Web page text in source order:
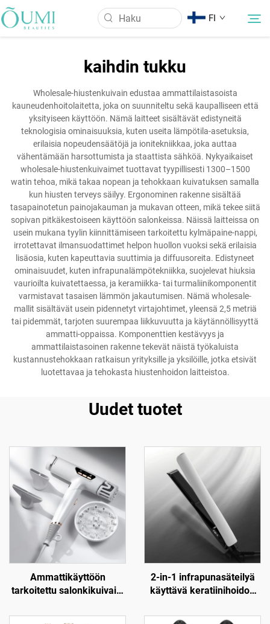
FI
Tuotteet
Uutiset
Käyttö
Ota Yhteyttä
kaihdin tukku
Wholesale-hiustenkuivain edustaa ammattilaistasoista
kauneudenhoitolaitetta, joka on suunniteltu sekä kaupalliseen että
yksityiseen käyttöön. Nämä laitteet sisältävät edistyneitä
teknologisia ominaisuuksia, kuten useita lämpötila-asetuksia,
erilaisia nopeudensäätöjä ja ionitekniikkaa, joka auttaa
vähentämään harsottumista ja staattista sähköä. Nykyaikaiset
wholesale-hiustenkuivaimet tuottavat tyypillisesti 1300–1500
watin tehoa, mikä takaa nopean ja tehokkaan kuivatuksen samalla
kun hiusten terveys säilyy. Ergonominen rakenne sisältää
tasapainotetun painojakauman ja mukavan otteen, mikä tekee siitä
sopivan pitkäkestoiseen käyttöön salonkeissa. Näissä laitteissa on
usein mukana tyylin kiinnittämiseen tarkoitettu kylmäpaine-nappi,
irrotettavat ilmansuodattimet helpon huollon vuoksi sekä erilaisia
lisäosia, kuten kapeuttavia suuttimia ja diffuusoreita. Edistyneet
ominaisuudet, kuten infrapunalämpötekniikka, suojelevat hiuksia
vaurioilta kuivatettaessa, ja keramiikka- tai turmaliinikomponentit
varmistavat tasaisen lämmön jakautumisen. Nämä wholesale-
mallit sisältävät usein pidennetyt virtajohtimet, yleensä 2,5 metriä
tai pidemmät, tarjoten suurempaa liikkuvuutta ja käytännöllisyyttä
ammatti-oppaissa. Komponenttien kestävyys ja
ammattilaistasoinen rakenne tekevät näistä työkaluista
kustannustehokkaan ratkaisun yrityksille ja yksilöille, jotka etsivät
luotettavaa ja tehokasta hiustenhoidon laitteistoa.
Uudet tuotet
Ammattikäyttöön
tarkoitettu salonkikuivain,
taitettava ioninen
2-in-1 infrapunasäteilyä
käyttävä keratiinihoidon
sähkösuoristin